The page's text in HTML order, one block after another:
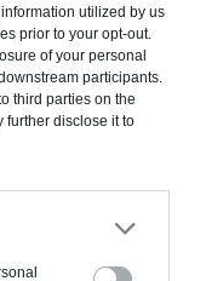
utilized by us
prior to your opt-out.
of your personal
participants.
third parties on the
further disclose it to